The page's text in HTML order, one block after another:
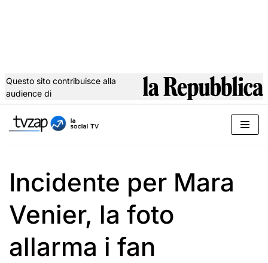
al
Questo sito contribuisce alla
audience di
Incidente per Mara
Venier, la foto
allarma i fan